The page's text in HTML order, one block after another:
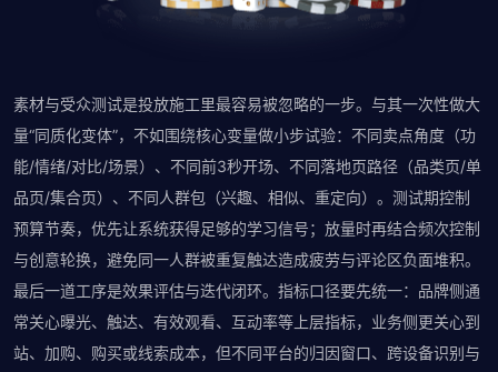
素材与受众测试是投放施工里最容易被忽略的一步。与其一次性做大
量“同质化变体”，不如围绕核心变量做小步试验：不同卖点角度（功
能/情绪/对比/场景）、不同前3秒开场、不同落地页路径（品类页/单
品页/集合页）、不同人群包（兴趣、相似、重定向）。测试期控制
预算节奏，优先让系统获得足够的学习信号；放量时再结合频次控制
与创意轮换，避免同一人群被重复触达造成疲劳与评论区负面堆积。
最后一道工序是效果评估与迭代闭环。指标口径要先统一：品牌侧通
常关心曝光、触达、有效观看、互动率等上层指标，业务侧更关心到
站、加购、购买或线索成本，但不同平台的归因窗口、跨设备识别与